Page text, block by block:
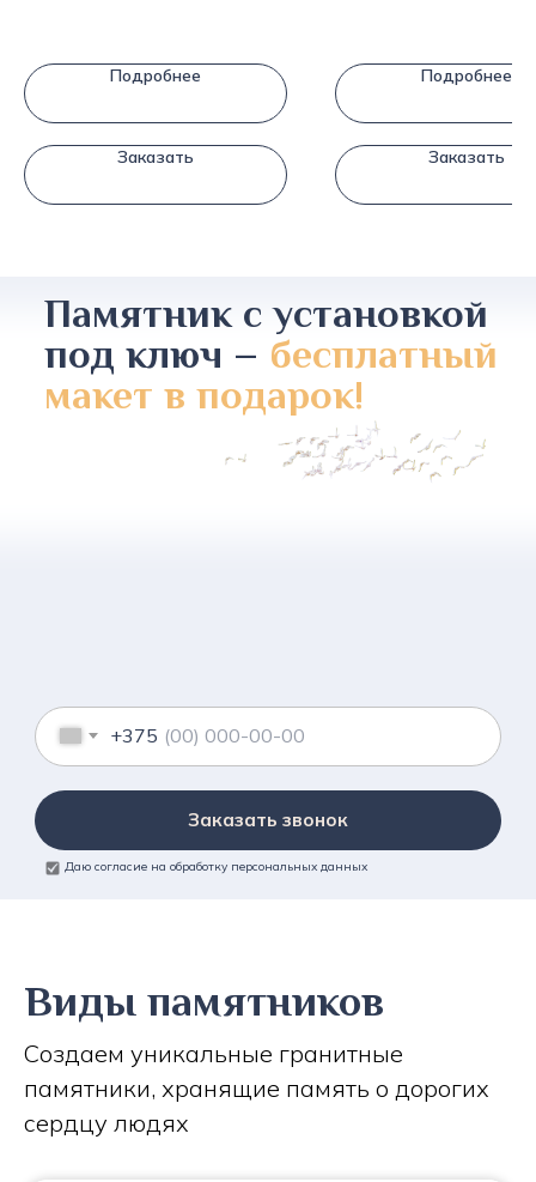
Подробнее
Заказать
Подробнее
Заказать
Памятник с установкой
под ключ – бесплатный
макет в подарок!
+375
Заказать звонок
Даю согласие на обработку персональных данных
Виды памятников
Создаем уникальные гранитные
памятники, хранящие память о дорогих
сердцу людях